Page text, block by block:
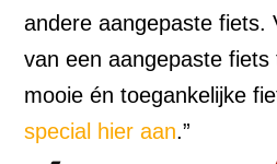
andere aangepaste fiets.
van een aangepaste
mooie én toegankelijke
special hier aan.”